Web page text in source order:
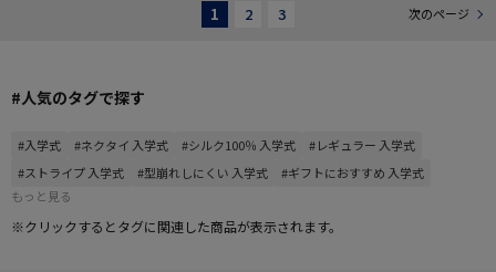
1 2 3 次のページ
#人気のタグで探す
#入学式 #ネクタイ 入学式 #シルク100％ 入学式
#レギュラー 入学式
#ストライプ 入学式
#型崩れしにくい 入学式
#ギフトにおすすめ 入学式
もっと見る
※クリックするとタグに関連した商品が表示されます。